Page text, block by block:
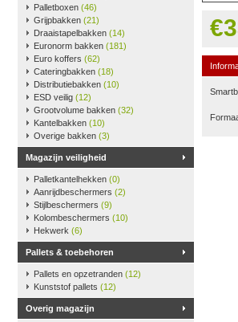
Palletboxen (46)
Grijpbakken (21)
Draaistapelbakken (14)
Euronorm bakken (181)
Euro koffers (62)
Cateringbakken (18)
Distributiebakken (10)
ESD veilig (12)
Grootvolume bakken (32)
Kantelbakken (10)
Overige bakken (3)
Magazijn veiligheid
Palletkantelhekken (0)
Aanrijdbeschermers (2)
Stijlbeschermers (9)
Kolombeschermers (10)
Hekwerk (6)
Pallets & toebehoren
Pallets en opzetranden (12)
Kunststof pallets (12)
Overig magazijn